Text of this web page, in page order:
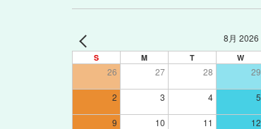
8月 2026
S M T W
26 27 28 29
2 3 4 5
9 10 11 12